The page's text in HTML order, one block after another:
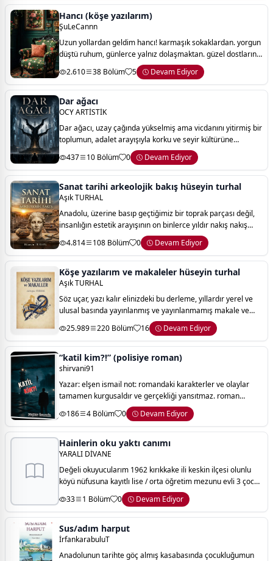
Hancı (köşe yazılarım)
ŞuLeCannn
Uzun yollardan geldim hancı! karmaşık sokaklardan. yorgun
düştü ruhum, günlerce yalnız dolaşmaktan. güzel dostların
yoldaşlığını aradım bir ömür, sıcaklığına kandım tekil
aşkların. aşkı tek bir kapıda
2.610 38 Bölüm 5 Devam Ediyor
Dar ağacı
OCY ARTİSTİK
Dar ağacı, uzay çağında yükselmiş ama vicdanını yitirmiş bir
toplumun, adalet arayışıyla korku ve seyir kültürüne
dönüşen karanlık yolculuğunu anlatan distopik bir hikâyedir.
437 10 Bölüm 0 Devam Ediyor
Sanat tarihi arkeolojik bakış hüseyin turhal
Aşık TURHAL
Anadolu, üzerine basıp geçtiğimiz bir toprak parçası değil,
insanlığın estetik arayışının on binlerce yıldır nakış nakış
işlendiği devasa bir hafızadır. bir kaya mezarının sükuneti,
bir sütun başlığın
4.814 108 Bölüm 0 Devam Ediyor
Köşe yazılarım ve makaleler hüseyin turhal
Aşık TURHAL
Söz uçar, yazı kalır elinizdeki bu derleme, yıllardır yerel ve
ulusal basında yayınlanmış ve yayınlanmamış makale ve
köşe yazılarımın bir araya getirilmesinden oluşmaktadır.
kitap, tek bir konuya de
25.989 220 Bölüm 16 Devam Ediyor
“katil kim?!” (polisiye roman)
shirvani91
Yazar: elşen ismail not: romandaki karakterler ve olaylar
tamamen kurgusaldır ve gerçekliği yansıtmaz. roman
herhangi bir mesaj içermez, sadece merak uyandırmak
amacıyla yazılmıştır.
186 4 Bölüm 0 Devam Ediyor
Hainlerin oku yaktı canımı
YARALI DİVANE
Değeli okuyucularım 1962 kırıkkake ili keskin ilçesi olunlu
köyü nüfusuna kayıtlı lise / orta öğretim mezunu evli 3 çocuk
sahibi kültür ve turizm bakanlığı kimlikli halk şairiyim.
hayatımda yaşadığım
33 1 Bölüm 0 Devam Ediyor
Sus/adım harput
İrfankarabuluT
Anadolunun tarihte göç almış kasabasında çocukluğumun